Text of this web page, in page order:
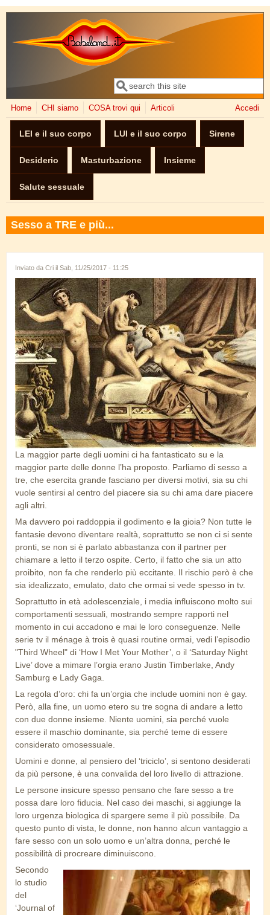
Salta al contenuto principale
Form di ricerca
Cerca
Home CHI siamo COSA trovi qui Articoli Accedi
LEI e il suo corpo LUI e il suo corpo Sirene
Desiderio Masturbazione Insieme
Salute sessuale
Sesso a TRE e più...
Inviato da Cri il Sab, 11/25/2017 - 11:25
tre.jpg
La maggior parte degli uomini ci ha fantasticato su e la
maggior parte delle donne l’ha proposto. Parliamo di sesso a
tre, che esercita grande fasciano per diversi motivi, sia su chi
vuole sentirsi al centro del piacere sia su chi ama dare piacere
agli altri.
Ma davvero poi raddoppia il godimento e la gioia? Non tutte le
fantasie devono diventare realtà, soprattutto se non ci si sente
pronti, se non si è parlato abbastanza con il partner per
chiamare a letto il terzo ospite. Certo, il fatto che sia un atto
proibito, non fa che renderlo più eccitante. Il rischio però è che
sia idealizzato, emulato, dato che ormai si vede spesso in tv.
Soprattutto in età adolescenziale, i media influiscono molto sui
comportamenti sessuali, mostrando sempre rapporti nel
momento in cui accadono e mai le loro conseguenze. Nelle
serie tv il ménage à trois è quasi routine ormai, vedi l’episodio
"Third Wheel" di ‘How I Met Your Mother’, o il ‘Saturday Night
Live’ dove a mimare l’orgia erano Justin Timberlake, Andy
Samburg e Lady Gaga.
La regola d’oro: chi fa un’orgia che include uomini non è gay.
Però, alla fine, un uomo etero su tre sogna di andare a letto
con due donne insieme. Niente uomini, sia perché vuole
essere il maschio dominante, sia perché teme di essere
considerato omosessuale.
Uomini e donne, al pensiero del ‘triciclo’, si sentono desiderati
da più persone, è una convalida del loro livello di attrazione.
Le persone insicure spesso pensano che fare sesso a tre
possa dare loro fiducia. Nel caso dei maschi, si aggiunge la
loro urgenza biologica di spargere seme il più possibile. Da
questo punto di vista, le donne, non hanno alcun vantaggio a
fare sesso con un solo uomo e un’altra donna, perché le
possibilità di procreare diminuiscono.
Secondo
lo studio
del
‘Journal of